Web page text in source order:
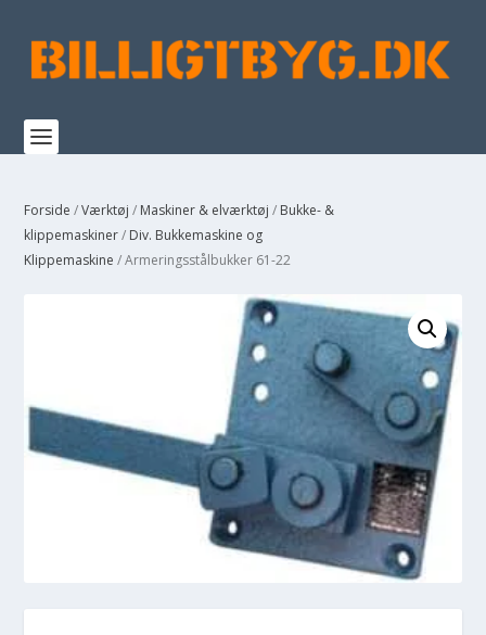
Forside /Værktøj / Maskiner & elværktøj / Bukke- &
klippemaskiner/ Div. Bukkemaskine og
Klippemaskine / Armeringsstålbukker 61-22